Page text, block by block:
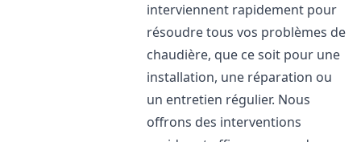
interviennent rapidement pour
résoudre tous vos problèmes de
chaudière, que ce soit pour une
installation, une réparation ou
un entretien régulier. Nous
offrons des interventions